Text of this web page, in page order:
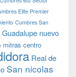
Elite Premier
Cumbres San
Guadalupe nuevo
mitras centro
Real de
San nicolas